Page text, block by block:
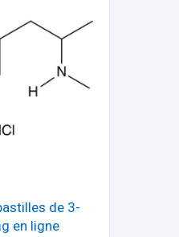
de 3-
en ligne